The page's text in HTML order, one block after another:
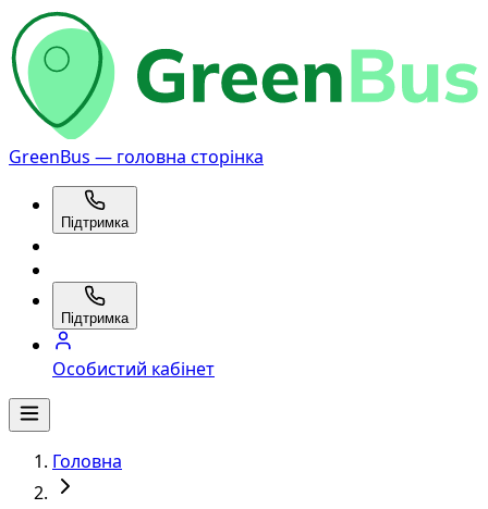
GreenBus — головна сторінка
Підтримка
Підтримка
Особистий кабінет
Головна